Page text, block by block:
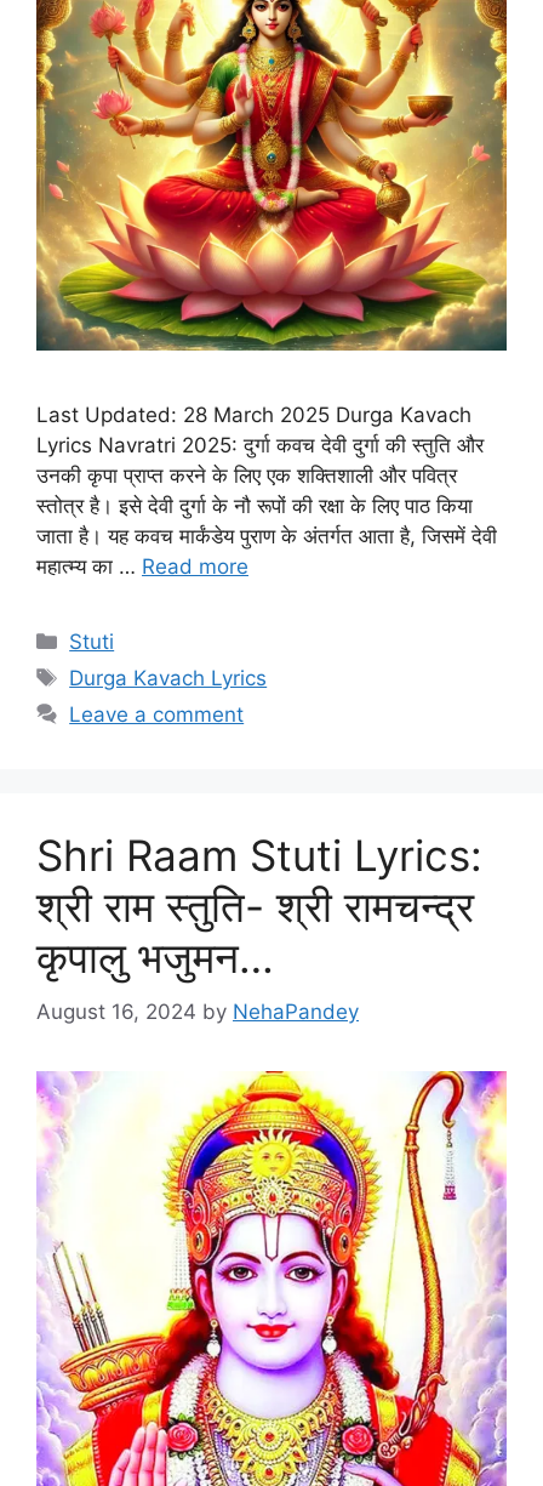
Last Updated: 28 March 2025 Durga Kavach
Lyrics Navratri 2025: दुर्गा कवच देवी दुर्गा की स्तुति और
उनकी कृपा प्राप्त करने के लिए एक शक्तिशाली और पवित्र
स्तोत्र है। इसे देवी दुर्गा के नौ रूपों की रक्षा के लिए पाठ किया
जाता है। यह कवच मार्कंडेय पुराण के अंतर्गत आता है, जिसमें देवी
महात्म्य का … Read more
C
a
e
i
e
s
Stuti
T
a
Durga Kavach Lyrics
Leave a comment
Shri Raam Stuti Lyrics:
श्री राम स्तुति- श्री रामचन्द्र
कृपालु भजुमन…
August 16, 2024 by NehaPandey